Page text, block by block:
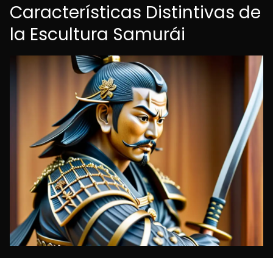
Características Distintivas de
la Escultura Samurái